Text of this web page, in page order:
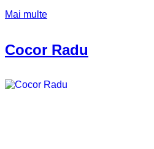
Mai multe
Cocor Radu